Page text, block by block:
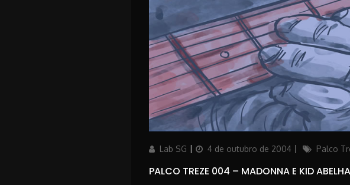
AuthorLab SG
Posted
4 de outubro de 2004 Categories
Palco
PALCO TREZE 004 – MADONNA E KID